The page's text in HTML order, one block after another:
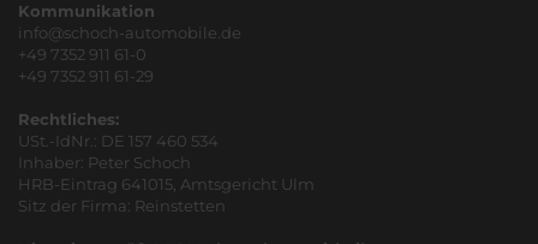
Kommunikation
info@schoch-automobile.de
+49 7352 911 61-0
+49 7352 911 61-29
Rechtliches:
USt.-IdNr.: DE 157 460 534
Inhaber: Peter Schoch
HRB-Eintrag 641015, Amtsgericht Ulm
Sitz der Firma: Reinstetten